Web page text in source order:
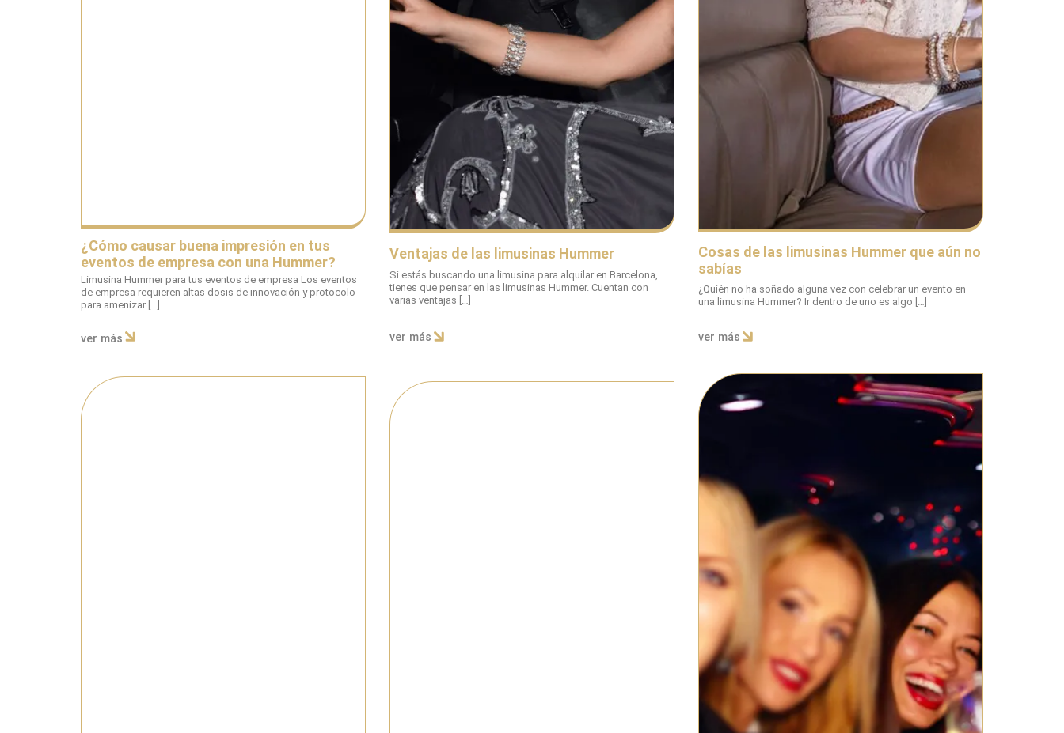
¿Cómo causar buena impresión en tus
eventos de empresa con una Hummer?
Limusina Hummer para tus eventos de empresa Los eventos
de empresa requieren altas dosis de innovación y protocolo
para amenizar […]
ver más
Ventajas de las limusinas Hummer
Si estás buscando una limusina para alquilar en Barcelona,
tienes que pensar en las limusinas Hummer. Cuentan con
varias ventajas […]
ver más
Cosas de las limusinas Hummer que aún no
sabías
¿Quién no ha soñado alguna vez con celebrar un evento en
una limusina Hummer? Ir dentro de uno es algo […]
ver más